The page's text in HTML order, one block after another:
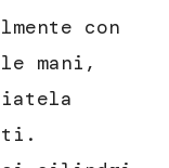
con
mani,